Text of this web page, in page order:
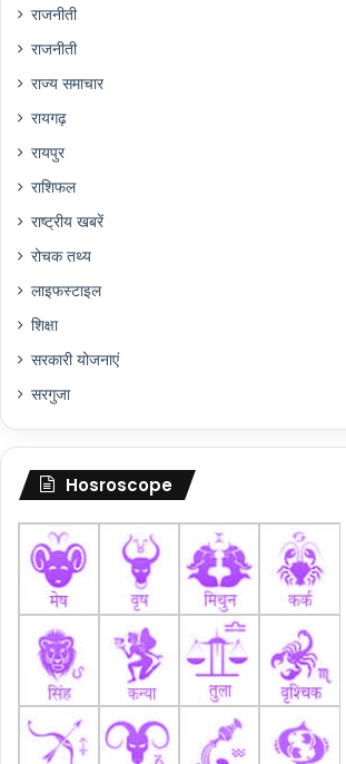
राजनीती
राजनीती
राज्य समाचार
रायगढ़
रायपुर
राशिफल
राष्ट्रीय खबरें
रोचक तथ्य
लाइफस्टाइल
शिक्षा
सरकारी योजनाएं
सरगुजा
Hosroscope